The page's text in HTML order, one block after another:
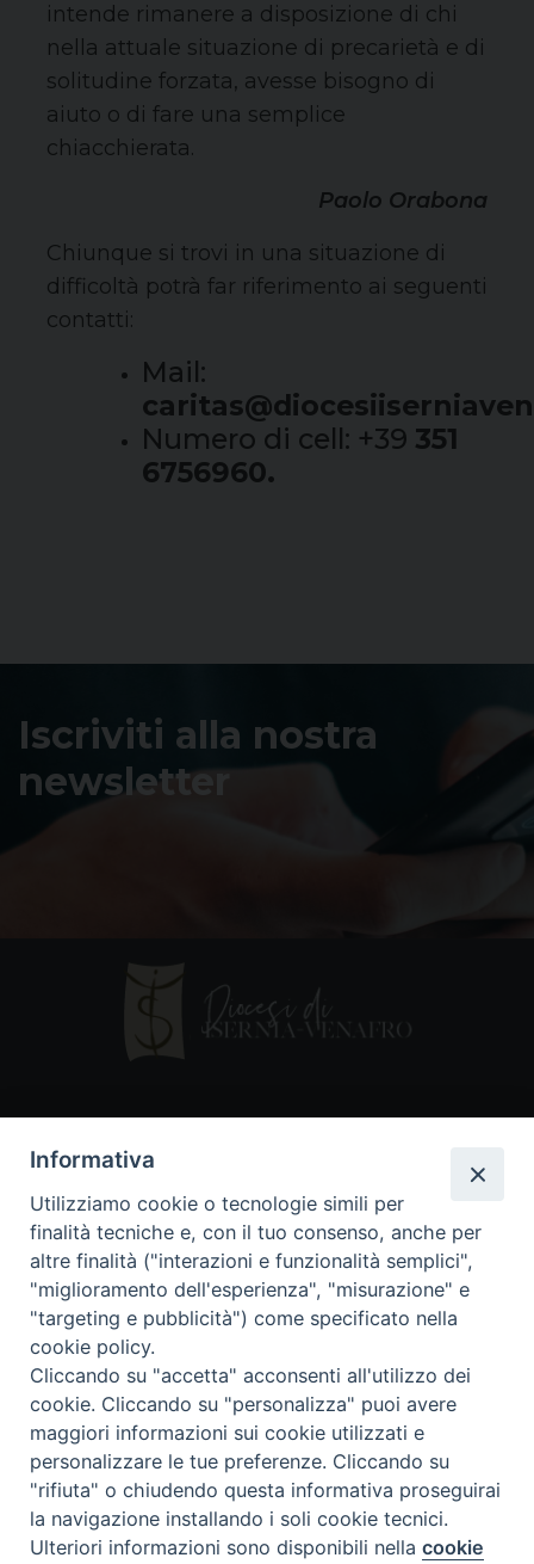
intende rimanere a disposizione di chi
nella attuale situazione di precarietà e di
solitudine forzata, avesse bisogno di
aiuto o di fare una semplice
chiacchierata.
Paolo Orabona
Chiunque si trovi in una situazione di
difficoltà potrà far riferimento ai seguenti
contatti:
Mail:
Numero di cell: +39 351
6756960.
Iscriviti alla nostra
newsletter
86170 Isernia
086550849
segreteria@diocesiiserniavenafro.it
I nostri social
Copyright © 2018 - Diocesi di Isernia-Venafro (C.F.
90008750946). Riproduzione solo con permesso.
Tutti i diritti sono riservati
Preferenze Cookie
Informativa
Utilizziamo cookie o tecnologie simili per
finalità tecniche e, con il tuo consenso, anche per
altre finalità ("interazioni e funzionalità semplici",
"miglioramento dell'esperienza", "misurazione" e
"targeting e pubblicità") come specificato nella
cookie policy.
Cliccando su "accetta" acconsenti all'utilizzo dei
cookie. Cliccando su "personalizza" puoi avere
maggiori informazioni sui cookie utilizzati e
personalizzare le tue preferenze. Cliccando su
"rifiuta" o chiudendo questa informativa proseguirai
la navigazione installando i soli cookie tecnici.
Ulteriori informazioni sono disponibili nellacookie